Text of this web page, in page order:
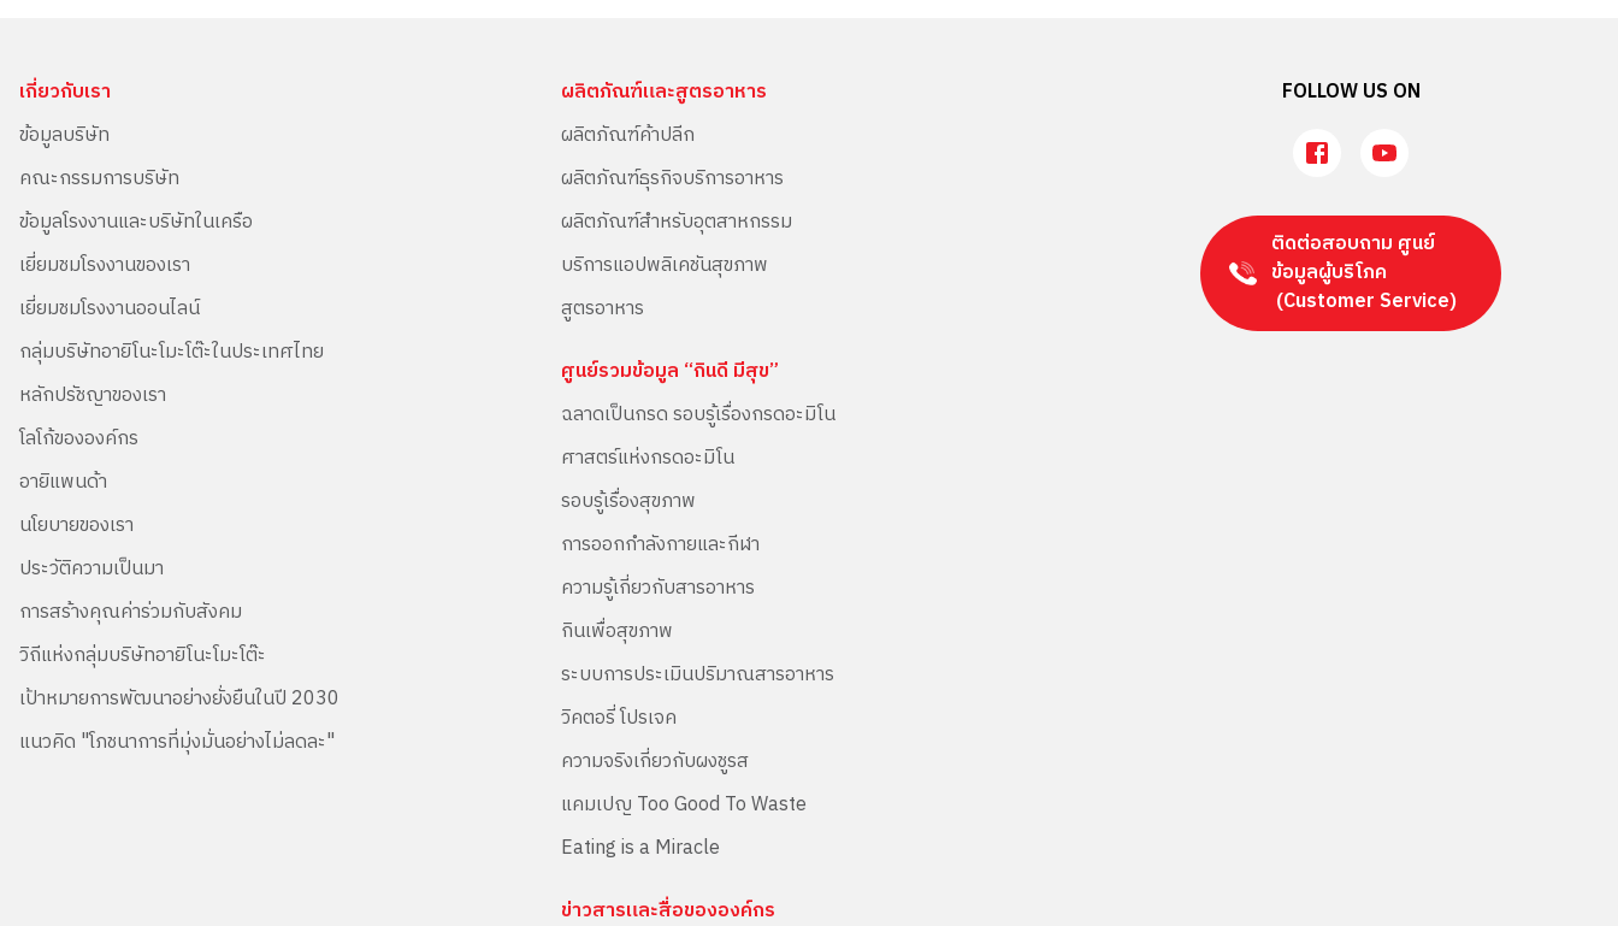
เกี่ยวกับเรา
ข้อมูลบริษัท
คณะกรรมการบริษัท
ข้อมูลโรงงานและบริษัทในเครือ
เยี่ยมชมโรงงานของเรา
เยี่ยมชมโรงงานออนไลน์
กลุ่มบริษัทอายิโนะโมะโต๊ะในประเทศไทย
หลักปรัชญาของเรา
โลโก้ขององค์กร
อายิแพนด้า
นโยบายของเรา
ประวัติความเป็นมา
การสร้างคุณค่าร่วมกับสังคม
วิถีแห่งกลุ่มบริษัทอายิโนะโมะโต๊ะ
เป้าหมายการพัฒนาอย่างยั่งยืนในปี 2030
แนวคิด "โภชนาการที่มุ่งมั่นอย่างไม่ลดละ"
ผลิตภัณฑ์และสูตรอาหาร
ผลิตภัณฑ์ค้าปลีก
ผลิตภัณฑ์ธุรกิจบริการอาหาร
ผลิตภัณฑ์สำหรับอุตสาหกรรม
บริการแอปพลิเคชันสุขภาพ
สูตรอาหาร
ศูนย์รวมข้อมูล “กินดี มีสุข”
ฉลาดเป็นกรด รอบรู้เรื่องกรดอะมิโน
ศาสตร์แห่งกรดอะมิโน
รอบรู้เรื่องสุขภาพ
การออกกำลังกายและกีฬา
ความรู้เกี่ยวกับสารอาหาร
กินเพื่อสุขภาพ
ระบบการประเมินปริมาณสารอาหาร
วิคตอรี่ โปรเจค
ความจริงเกี่ยวกับผงชูรส
แคมเปญ Too Good To Waste
Eating is a Miracle
ข่าวสารและสื่อขององค์กร
FOLLOW US ON
ติดต่อสอบถาม ศูนย์
ข้อมูลผู้บริโภค
(Customer Service)